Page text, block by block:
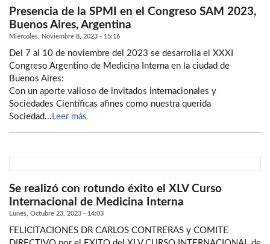
Presencia de la SPMI en el Congreso SAM 2023,
Buenos Aires, Argentina
Miércoles, Noviembre 8, 2023 - 15:16
Del 7 al 10 de noviembre del 2023 se desarrolla el XXXI
Congreso Argentino de Medicina Interna en la ciudad de
Buenos Aires:
Con un aporte valioso de invitados internacionales y
Sociedades Científicas afines como nuestra querida
Sociedad... Leer más
Se realizó con rotundo éxito el XLV Curso
Internacional de Medicina Interna
Lunes, Octubre 23, 2023 - 14:03
FELICITACIONES DR CARLOS CONTRERAS y COMITE